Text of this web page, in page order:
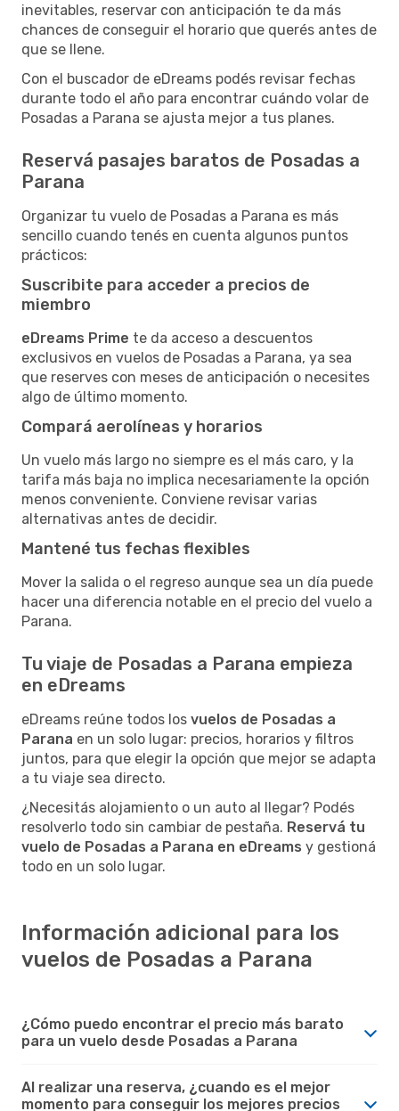
inevitables, reservar con anticipación te da más
chances de conseguir el horario que querés antes de
que se llene.
Con el buscador de eDreams podés revisar fechas
durante todo el año para encontrar cuándo volar de
Posadas a Parana se ajusta mejor a tus planes.
Reservá pasajes baratos de Posadas a
Parana
Organizar tu vuelo de Posadas a Parana es más
sencillo cuando tenés en cuenta algunos puntos
prácticos:
Suscribite para acceder a precios de
miembro
eDreams Prime te da acceso a descuentos
exclusivos en vuelos de Posadas a Parana, ya sea
que reserves con meses de anticipación o necesites
algo de último momento.
Compará aerolíneas y horarios
Un vuelo más largo no siempre es el más caro, y la
tarifa más baja no implica necesariamente la opción
menos conveniente. Conviene revisar varias
alternativas antes de decidir.
Mantené tus fechas flexibles
Mover la salida o el regreso aunque sea un día puede
hacer una diferencia notable en el precio del vuelo a
Parana.
Tu viaje de Posadas a Parana empieza
en eDreams
eDreams reúne todos los vuelos de Posadas a
Parana en un solo lugar: precios, horarios y filtros
juntos, para que elegir la opción que mejor se adapta
a tu viaje sea directo.
¿Necesitás alojamiento o un auto al llegar? Podés
resolverlo todo sin cambiar de pestaña. Reservá tu
vuelo de Posadas a Parana en eDreams y gestioná
todo en un solo lugar.
Información adicional para los
vuelos de Posadas a Parana
¿Cómo puedo encontrar el precio más barato
para un vuelo desde Posadas a Parana
Al realizar una reserva, ¿cuando es el mejor
momento para conseguir los mejores precios